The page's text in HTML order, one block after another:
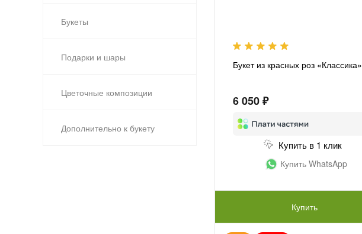
Букеты
Подарки и шары
Цветочные композиции
Дополнительно к букету
Букет из красных роз «Классика»
6 050 ₽
Купить в 1 клик
Купить WhatsApp
Купить